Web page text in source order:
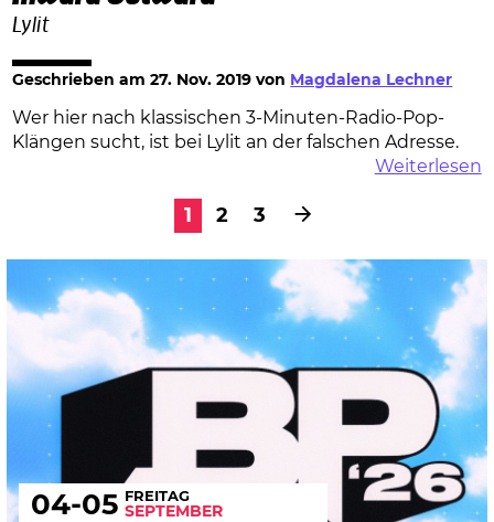
Lylit
Geschrieben am27. Nov. 2019 von Magdalena Lechner
Wer hier nach klassischen 3-Minuten-Radio-Pop-
Klängen sucht, ist bei Lylit an der falschen Adresse.
Weiterlesen
1 2 3
04-05 FREITAG
SEPTEMBER